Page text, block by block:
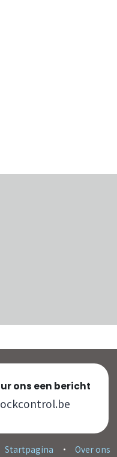
ons een bericht
Startpagina • Over ons